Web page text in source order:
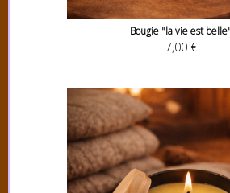
Bougie "la vie est
7,00 €